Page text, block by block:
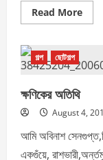
Read MoreRead
more
সালাম
গল্প ছোটগল্প
ক্ষণিকের অতিথি
August 4,
আমি অবিনাশ
একগুঁয়ে,